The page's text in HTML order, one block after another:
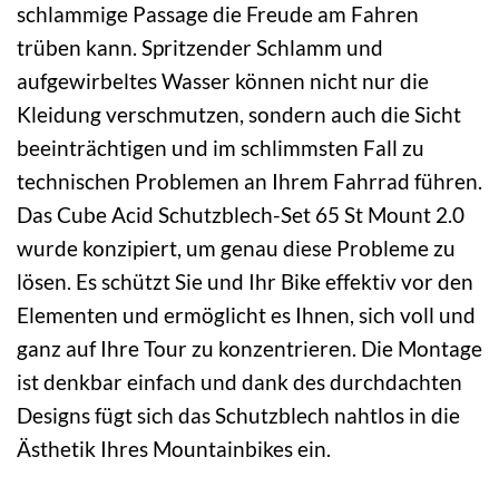
schlammige Passage die Freude am Fahren
trüben kann. Spritzender Schlamm und
aufgewirbeltes Wasser können nicht nur die
Kleidung verschmutzen, sondern auch die Sicht
beeinträchtigen und im schlimmsten Fall zu
technischen Problemen an Ihrem Fahrrad führen.
Das Cube Acid Schutzblech-Set 65 St Mount 2.0
wurde konzipiert, um genau diese Probleme zu
lösen. Es schützt Sie und Ihr Bike effektiv vor den
Elementen und ermöglicht es Ihnen, sich voll und
ganz auf Ihre Tour zu konzentrieren. Die Montage
ist denkbar einfach und dank des durchdachten
Designs fügt sich das Schutzblech nahtlos in die
Ästhetik Ihres Mountainbikes ein.